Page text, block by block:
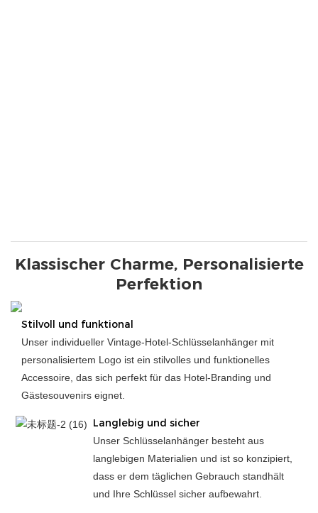
Klassischer Charme, Personalisierte
Perfektion
Stilvoll und funktional
Unser individueller Vintage-Hotel-Schlüsselanhänger mit
personalisiertem Logo ist ein stilvolles und funktionelles
Accessoire, das sich perfekt für das Hotel-Branding und
Gästesouvenirs eignet.
Langlebig und sicher
Unser Schlüsselanhänger besteht aus
langlebigen Materialien und ist so konzipiert,
dass er dem täglichen Gebrauch standhält
und Ihre Schlüssel sicher aufbewahrt.